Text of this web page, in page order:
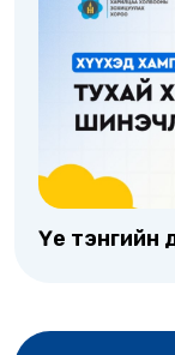
Үе тэнгийн